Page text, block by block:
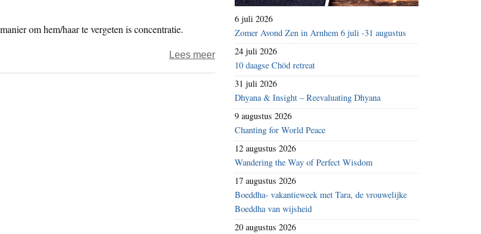
om hem/haar te vergeten is concentratie.
Lees meerover
Zeshin
Vergeet
jezelf
6 juli 2026
Zomer Avond Zen in Arnhem 6 juli -31 augustus
24 juli 2026
10 daagse Chöd retreat
31 juli 2026
Dhyana & Insight – Reevaluating Dhyana
9 augustus 2026
Chanting for World Peace
12 augustus 2026
Wandering the Way of Perfect Wisdom
17 augustus 2026
Boeddha- vakantieweek met Tara, de vrouwelijke
Boeddha van wijsheid
20 augustus 2026